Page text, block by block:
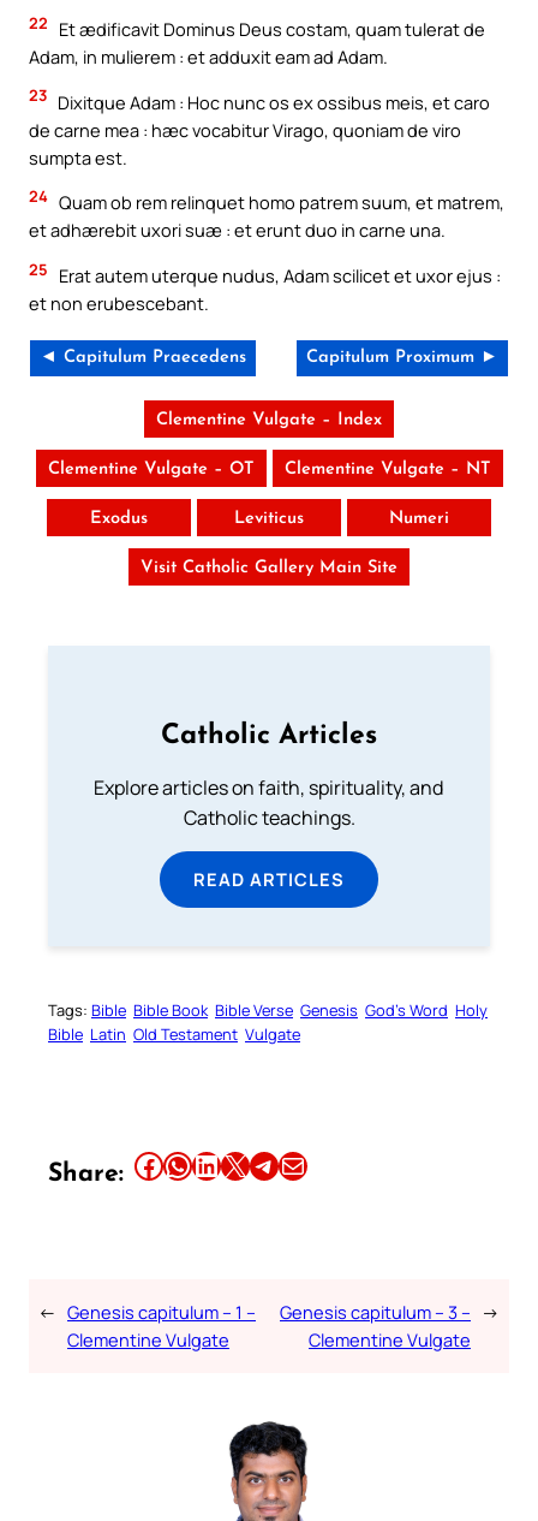
22
Et ædificavit Dominus Deus costam, quam tulerat de
Adam, in mulierem : et adduxit eam ad Adam.
23 Dixitque Adam : Hoc nunc os ex ossibus meis, et caro
de carne mea : hæc vocabitur Virago, quoniam de viro
sumpta est.
24 Quam ob rem relinquet homo patrem suum, et matrem,
et adhærebit uxori suæ : et erunt duo in carne una.
25
Erat autem uterque nudus, Adam scilicet et uxor ejus :
et non erubescebant.
◄ Capitulum Praecedens Capitulum Proximum ►
Clementine Vulgate – Index
Clementine Vulgate – OT Clementine Vulgate – NT
Exodus Leviticus Numeri
Visit Catholic Gallery Main Site
Catholic Articles
Explore articles on faith, spirituality, and
Catholic teachings.
READ ARTICLES
Tags: Bible Bible Book Bible Verse Genesis God’s Word Holy
Bible Latin Old Testament Vulgate
Share: Share this article on Facebook Share this article on WhatsApp Share this article on LinkedIn Share this article on X Share this article on TelegramEmail this Article
← Genesis capitulum – 1 –
Clementine Vulgate
Genesis capitulum – 3 –
Clementine Vulgate
→